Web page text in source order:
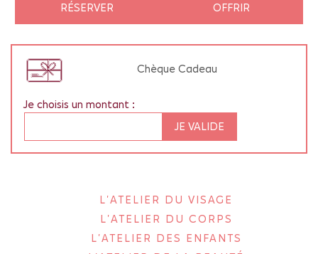
RÉSERVER OFFRIR
Chèque Cadeau
Je choisis un montant :
JE VALIDE
L'ATELIER DU VISAGE
L'ATELIER DU CORPS
L'ATELIER DES ENFANTS